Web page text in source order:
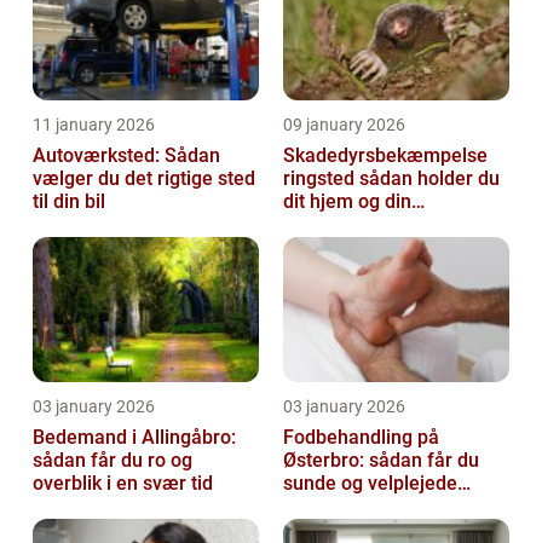
11 january 2026
Autoværksted: Sådan
vælger du det rigtige sted
til din bil
09 january 2026
Skadedyrsbekæmpelse
ringsted sådan holder du
dit hjem og din
gæster
03 january 2026
Bedemand i Allingåbro:
sådan får du ro og
overblik i en svær tid
03 january 2026
Fodbehandling på
Østerbro: sådan får du
sunde og velplejede